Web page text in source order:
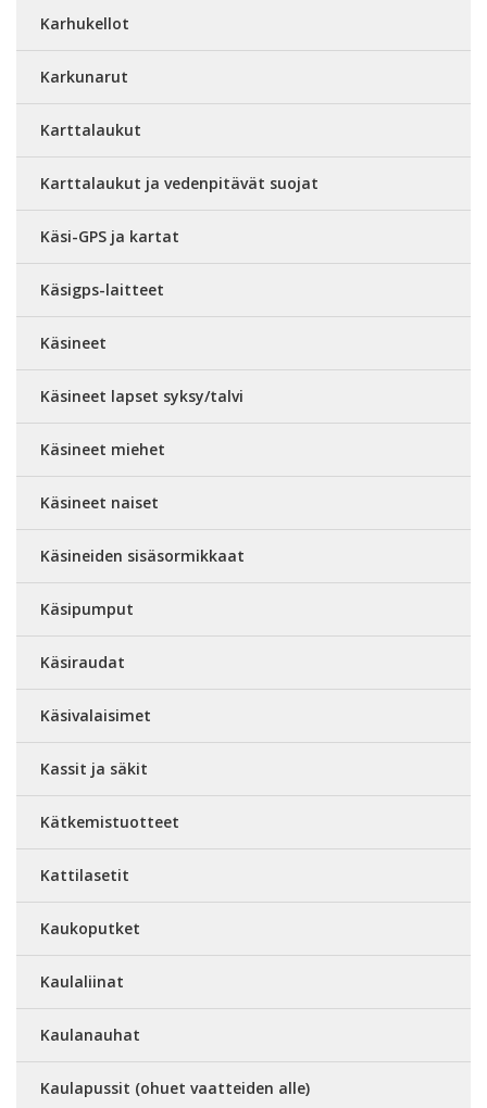
Karhukellot
Karkunarut
Karttalaukut
Karttalaukut ja vedenpitävät suojat
Käsi-GPS ja kartat
Käsigps-laitteet
Käsineet
Käsineet lapset syksy/talvi
Käsineet miehet
Käsineet naiset
Käsineiden sisäsormikkaat
Käsipumput
Käsiraudat
Käsivalaisimet
Kassit ja säkit
Kätkemistuotteet
Kattilasetit
Kaukoputket
Kaulaliinat
Kaulanauhat
Kaulapussit (ohuet vaatteiden alle)